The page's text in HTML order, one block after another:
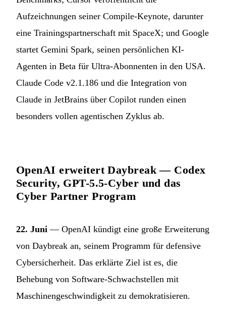
Aufzeichnungen seiner Compile-Keynote, darunter
eine Trainingspartnerschaft mit SpaceX; und Google
startet Gemini Spark, seinen persönlichen KI-
Agenten in Beta für Ultra-Abonnenten in den USA.
Claude Code v2.1.186 und die Integration von
Claude in JetBrains über Copilot runden einen
besonders vollen agentischen Zyklus ab.
OpenAI erweitert Daybreak — Codex
Security, GPT-5.5-Cyber und das
Cyber Partner Program
22. Juni — OpenAI kündigt eine große Erweiterung
von Daybreak an, seinem Programm für defensive
Cybersicherheit. Das erklärte Ziel ist es, die
Behebung von Software-Schwachstellen mit
Maschinengeschwindigkeit zu demokratisieren.